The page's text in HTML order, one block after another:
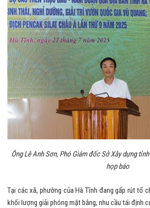
Ông Lê Anh Sơn, Phó Giám đốc Sở Xây dựng
họp báo
Tại các xã, phường của Hà Tĩnh đang gấp rút tổ
khối lượng giải phóng mặt bằng, nhu cầu tái định